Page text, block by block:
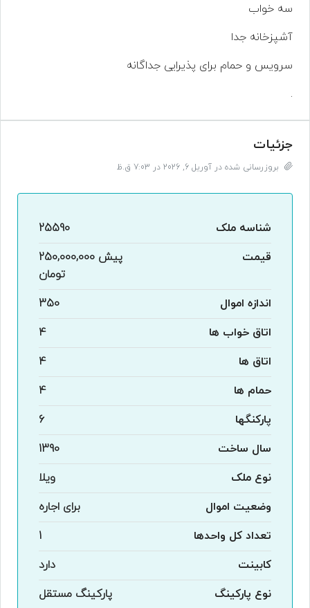
سه خواب
آشپزخانه جدا
سرویس و حمام برای پذیرایی جداگانه
.
جزئیات
بروزرسانی شده در آوریل 6, 2026 در 7:03 ق.ظ
شناسه ملک
25590
قیمت
پیش 250,000,000
تومان
اندازه اموال
350
اتاق خواب ها
4
اتاق ها
4
حمام ها
4
پارکنگها
6
سال ساخت
1390
نوع ملک
ویلا
وضعیت اموال
برای اجاره
تعداد کل واحدها
1
کابینت
دارد
نوع پارکینگ
پارکینگ مستقل